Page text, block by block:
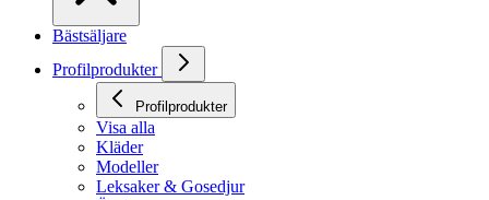
Bästsäljare
Profilprodukter
Profilprodukter
Visa alla
Kläder
Modeller
Leksaker & Gosedjur